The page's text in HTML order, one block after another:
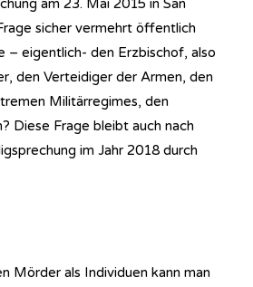
am 23. Mai 2015 in San
sicher vermehrt öffentlich
– eigentlich- den Erzbischof, also
den Verteidiger der Armen, den
Militärregimes, den
Diese Frage bleibt auch nach
im Jahr 2018 durch
Mörder als Individuen kann man